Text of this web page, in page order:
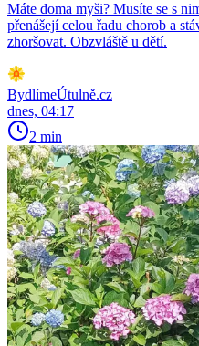
Máte doma myši? Musíte se s
přenášejí celou řadu chorob a
zhoršovat. Obzvláště u dětí.
BydlímeÚtulně.cz
dnes, 04:17
2 min